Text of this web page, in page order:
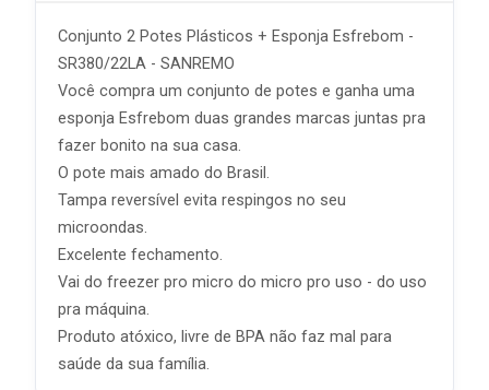
Conjunto 2 Potes Plásticos + Esponja Esfrebom -
SR380/22LA - SANREMO
Você compra um conjunto de potes e ganha uma
esponja Esfrebom duas grandes marcas juntas pra
fazer bonito na sua casa.
O pote mais amado do Brasil.
Tampa reversível evita respingos no seu
microondas.
Excelente fechamento.
Vai do freezer pro micro do micro pro uso - do uso
pra máquina.
Produto atóxico, livre de BPA não faz mal para
saúde da sua família.